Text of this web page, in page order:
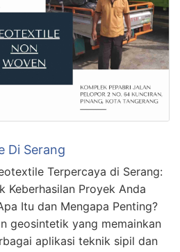
Di Serang
Terpercaya di Serang:
Keberhasilan Proyek Anda
Itu dan Mengapa Penting?
geosintetik yang memainkan
aplikasi teknik sipil dan